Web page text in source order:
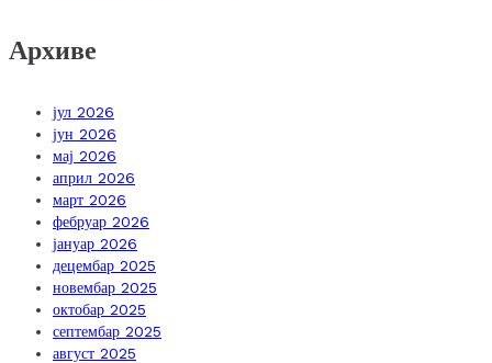
Архиве
јул 2026
јун 2026
мај 2026
април 2026
март 2026
фебруар 2026
јануар 2026
децембар 2025
новембар 2025
октобар 2025
септембар 2025
август 2025